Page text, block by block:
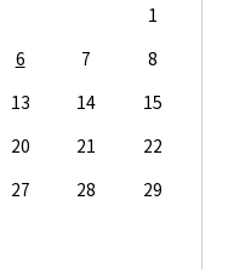
1
6 7
8
13 14
15
20 21
22
27 28
29